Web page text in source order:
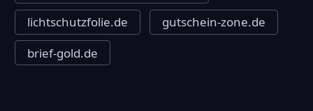
lichtschutzfolie.de
gutschein-zone.de
brief-gold.de